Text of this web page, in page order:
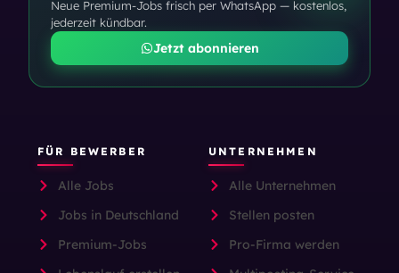
Neue Premium-Jobs frisch per WhatsApp — kostenlos,
jederzeit kündbar.
Jetzt abonnieren
FÜR BEWERBER
Alle Jobs
Jobs in Deutschland
Premium-Jobs
UNTERNEHMEN
Alle Unternehmen
Stellen posten
Pro-Firma werden